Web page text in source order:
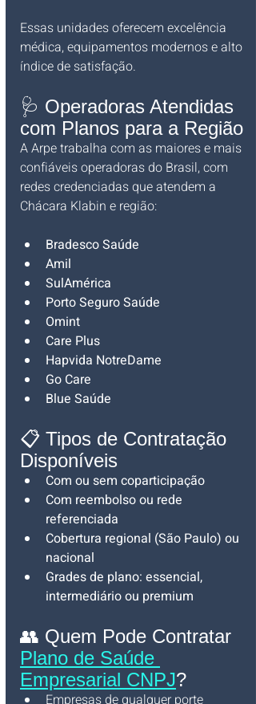
Essas unidades oferecem excelência
médica, equipamentos modernos e alto
índice de satisfação.
🩺 Operadoras Atendidas
com Planos para a Região
A Arpe trabalha com as maiores e mais
confiáveis operadoras do Brasil, com
redes credenciadas que atendem a
Chácara Klabin e região:
Bradesco Saúde
Amil
SulAmérica
Porto Seguro Saúde
Omint
Care Plus
Hapvida NotreDame
Go Care
Blue Saúde
📋 Tipos de Contratação
Disponíveis
Com ou sem coparticipação
Com reembolso ou rede
referenciada
Cobertura regional (São Paulo) ou
nacional
Grades de plano: essencial,
intermediário ou premium
👥 Quem Pode Contratar
Plano de Saúde
Empresarial CNPJ?
Empresas de qualquer porte